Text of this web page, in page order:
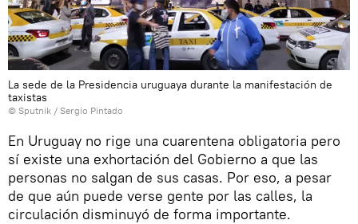
La sede de la Presidencia uruguaya durante la manifestación de
taxistas
© Sputnik / Sergio Pintado
En Uruguay no rige una cuarentena obligatoria pero
sí existe una exhortación del Gobierno a que las
personas no salgan de sus casas. Por eso, a pesar
de que aún puede verse gente por las calles, la
circulación disminuyó de forma importante.